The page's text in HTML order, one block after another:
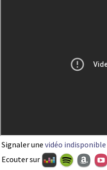
Signaler une vidéo indisponible
Ecouter sur